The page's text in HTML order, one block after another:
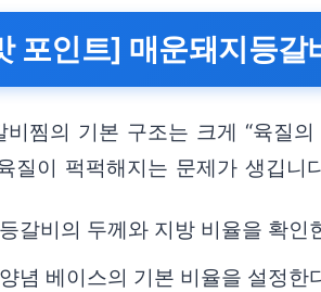
포인트] 매운돼지등갈
비찜의 기본 구조는 크게 “육질
질이 퍽퍽해지는 문제가 생깁
갈비의 두께와 지방 비율을 확
념 베이스의 기본 비율을 설정